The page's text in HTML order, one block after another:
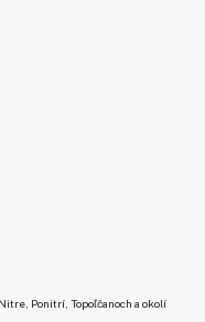
Ponitrí, Topoľčanoch a okolí